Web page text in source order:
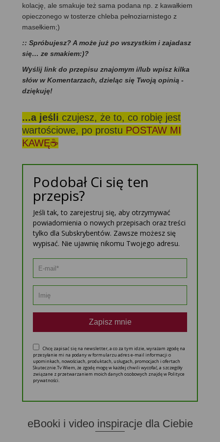
kolację, ale smakuje też sama podana np. z kawałkiem
opieczonego w tosterze chleba pełnoziarnistego z
masełkiem;)
:: Spróbujesz? A może już po wszystkim i zajadasz
się… ze smakiem:)?
Wyślij link do przepisu znajomym i/lub wpisz kilka
słów w Komentarzach, dzieląc się Twoją opinią -
dziękuję!
...a jeśli czujesz, że to, co robię jest
wartościowe, po prostu POSTAW MI
KAWĘ☕
Podobał Ci się ten
przepis?
Jeśli tak, to zarejestruj się, aby otrzymywać
powiadomienia o nowych przepisach oraz treści
tylko dla Subskrybentów. Zawsze możesz się
wypisać. Nie ujawnię nikomu Twojego adresu.
Zapisz mnie
Chcę zapisać się na newsletter, a co za tym idzie, wyrażam zgodę na
przesyłanie mi na podany w formularzu adres e-mail informacji o
upominkach, nowościach, produktach, usługach, promocjach i ofertach
Skutecznie.Tv Wiem, że zgodę mogę w każdej chwili wycofać, a szczegóły
związane z przetwarzaniem moich danych osobowych znajdę w Polityce
prywatności.
eBooki i video inspiracje dla Ciebie